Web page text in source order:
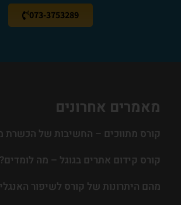
073-3753289
מאמרים אחרונים
קורס מתווכים – החשיבות של הכשרת
קורס קידום אתרים בגוגל – מה לומדים?
מהם היתרונות של קורס לשיפור